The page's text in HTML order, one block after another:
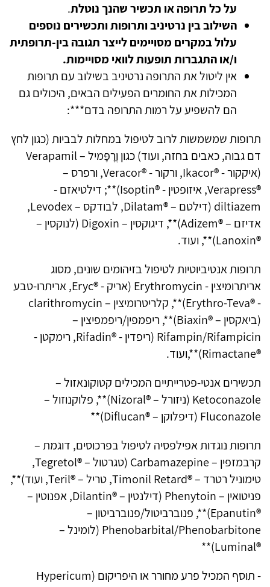
על כל תרופה או תכשיר שהנךנוטלת.
השילוב בין נרטיניב ותרופות ותכשירים נוספים
עלול במקרים מסויימים לייצר תגובה בין-תרופתית
ו/או התגברות תופעות לוואי מסויימות.
אין ליטול את התרופה נרטיניב בשילוב עם תרופות
המכילות את החומרים הפעילים הבאים, היכולים גם
הם להשפיע על רמות התרופה בדם***:
תרופות שמשמשות לרוב לטיפול במחלות לבביות (כגון לחץ
דם גבוה, כאבים בחזה, ועוד) כגון וֶֶרָפָּמיל – Verapamil
(איקקור - ®Ikacor, ורקור - ®Veracor, ורפרס –
®Verapress, איזופטין - ®Isoptin)**; דילטיאזם -
diltiazem (דילטם – ®Dilatam, לבודקס – Levodex,
אדיזם – ®Adizem)**, דיגוקסין – Digoxin (לנוקסין –
®Lanoxin)**, ועוד.
תרופות אנטיביוטיות לטיפול בזיהומים שונים, מסוג
אריתרומיצין - Erythromycin (אריק - ®Eryc, אריתרו-טבע
- ®Erythro-Teva)**, קלריטרומיצין – clarithromycin
(ביאקסין – ®Biaxin)**, ריפמפין/ריפמפיצין –
Rifampin/Rifampicin (ריפדין - ®Rifadin, רימקטן -
®Rimactane)**,ועוד.
תכשירים אנטי-פטרייתיים המכילים קטוקונאזול –
Ketoconazole (ניזורל – ®Nizoral)**, פלוקנוזול –
Fluconazole (דיפלוקן – ®Diflucan)**
תרופות נוגדות אפילפסיה לטיפול בפרכוסים, דוגמת –
קרבמזפין – Carbamazepine (טגרטול – ®Tegretol,
טימוניל רטרד – ®Timonil Retard, טריל – ®Teril, ועוד)**,
פניטואין – Phenytoin (דילנטין – ®Dilantin, אפנוטין –
®Epanutin)**, פנוברביטול/פנוברביטון –
Phenobarbital/Phenobarbitone (לומינל –
®Luminal)**
- תוסף המכיל פרע מחורר או היפריקום (Hypericum